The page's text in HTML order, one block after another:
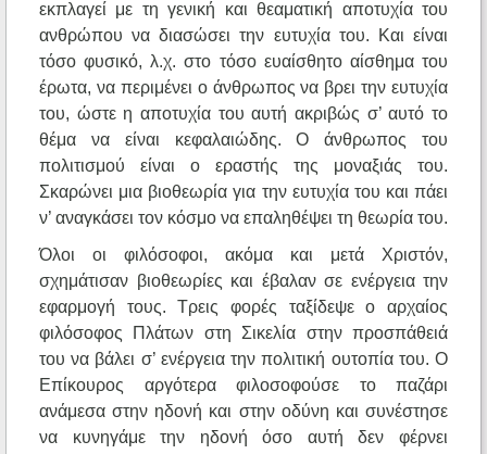
εκπλαγεί με τη γενική και θεαματική αποτυχία του
ανθρώπου να διασώσει την ευτυχία του. Και είναι
τόσο φυσικό, λ.χ. στο τόσο ευαίσθητο αίσθημα του
έρωτα, να περιμένει ο άνθρωπος να βρει την ευτυχία
του, ώστε η αποτυχία του αυτή ακριβώς σ’ αυτό το
θέμα να είναι κεφαλαιώδης. Ο άνθρωπος του
πολιτισμού είναι ο εραστής της μοναξιάς του.
Σκαρώνει μια βιοθεωρία για την ευτυχία του και πάει
ν’ αναγκάσει τον κόσμο να επαληθέψει τη θεωρία του.
Όλοι οι φιλόσοφοι, ακόμα και μετά Χριστόν,
σχημάτισαν βιοθεωρίες και έβαλαν σε ενέργεια την
εφαρμογή τους. Τρεις φορές ταξίδεψε ο αρχαίος
φιλόσοφος Πλάτων στη Σικελία στην προσπάθειά
του να βάλει σ’ ενέργεια την πολιτική ουτοπία του. Ο
Επίκουρος αργότερα φιλοσοφούσε το παζάρι
ανάμεσα στην ηδονή και στην οδύνη και συνέστησε
να κυνηγάμε την ηδονή όσο αυτή δεν φέρνει